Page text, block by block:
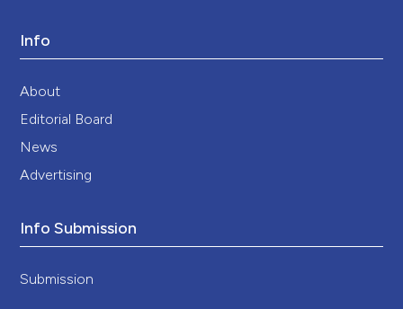
Info
About
Editorial Board
News
Advertising
Info Submission
Submission